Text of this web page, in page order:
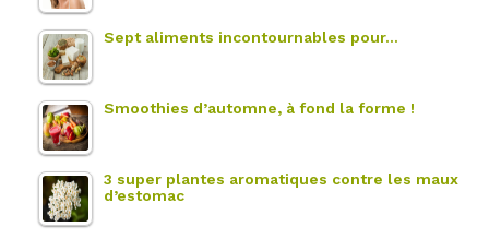
Sept aliments incontournables pour…
Smoothies d’automne, à fond la forme !
3 super plantes aromatiques contre les maux
d’estomac